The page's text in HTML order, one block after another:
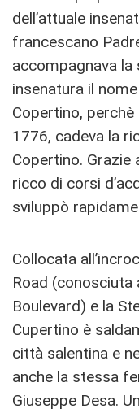
dell’attuale
francescano
accompagnava la
insenatura il
Copertino,
1776, cadeva la
Copertino.
ricco di corsi
sviluppò
Collocata
Road (conosciuta
Boulevard) e la
Cupertino è
città salentina e
anche la stessa
Giuseppe Desa.